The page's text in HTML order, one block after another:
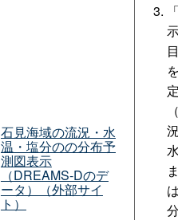
石見海域の流況・水
温・塩分のの分布予
測図表示
（DREAMS-Dのデ
ータ）（外部サイ
ト）